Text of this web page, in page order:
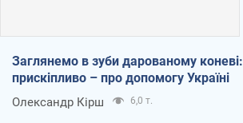
Заглянемо в зуби дарованому коневі:
прискіпливо – про допомогу Україні
Олександр Кірш 6,0 т.